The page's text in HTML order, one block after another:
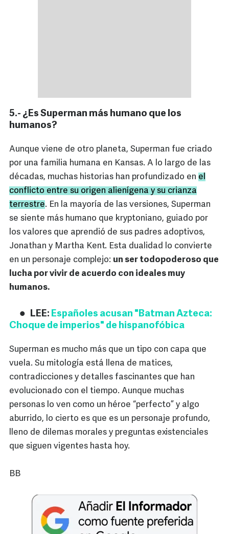
5.- ¿Es Superman más humano que los
humanos?
Aunque viene de otro planeta, Superman fue criado
por una familia humana en Kansas. A lo largo de las
décadas, muchas historias han profundizado en el
conflicto entre su origen alienígena y su crianza
terrestre. En la mayoría de las versiones, Superman
se siente más humano que kryptoniano, guiado por
los valores que aprendió de sus padres adoptivos,
Jonathan y Martha Kent. Esta dualidad lo convierte
en un personaje complejo: un ser todopoderoso que
lucha por vivir de acuerdo con ideales muy
humanos.
LEE: Españoles acusan "Batman Azteca:
Choque de imperios" de hispanofóbica
Superman es mucho más que un tipo con capa que
vuela. Su mitología está llena de matices,
contradicciones y detalles fascinantes que han
evolucionado con el tiempo. Aunque muchas
personas lo ven como un héroe “perfecto” y algo
aburrido, lo cierto es que es un personaje profundo,
lleno de dilemas morales y preguntas existenciales
que siguen vigentes hasta hoy.
BB